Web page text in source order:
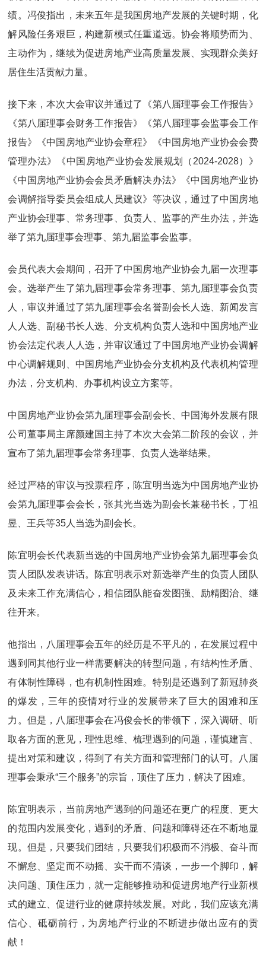
绩。冯俊指出，未来五年是我国房地产发展的关键时期，化
解风险任务艰巨，构建新模式任重道远。协会将顺势而为、
主动作为，继续为促进房地产业高质量发展、实现群众美好
居住生活贡献力量。
接下来，本次大会审议并通过了《第八届理事会工作报告》
《第八届理事会财务工作报告》《第八届理事会监事会工作
报告》《中国房地产业协会章程》《中国房地产业协会会费
管理办法》《中国房地产业协会发展规划（2024-2028）》
《中国房地产业协会会员矛盾解决办法》《中国房地产业协
会调解指导委员会组成人员建议》等决议，通过了中国房地
产业协会理事、常务理事、负责人、监事的产生办法，并选
举了第九届理事会理事、第九届监事会监事。
会员代表大会期间，召开了中国房地产业协会九届一次理事
会。选举产生了第九届理事会常务理事、第九届理事会负责
人，审议并通过了第九届理事会名誉副会长人选、新闻发言
人人选、副秘书长人选、分支机构负责人选和中国房地产业
协会法定代表人人选，并审议通过了中国房地产业协会调解
中心调解规则、中国房地产业协会分支机构及代表机构管理
办法，分支机构、办事机构设立方案等。
中国房地产业协会第九届理事会副会长、中国海外发展有限
公司董事局主席颜建国主持了本次大会第二阶段的会议，并
宣布了第九届理事会常务理事、负责人选举结果。
经过严格的审议与投票程序，陈宜明当选为中国房地产业协
会第九届理事会会长，张其光当选为副会长兼秘书长，丁祖
昱、王兵等35人当选为副会长。
陈宜明会长代表新当选的中国房地产业协会第九届理事会负
责人团队发表讲话。陈宜明表示对新选举产生的负责人团队
及未来工作充满信心，相信团队能奋发图强、励精图治、继
往开来。
他指出，八届理事会五年的经历是不平凡的，在发展过程中
遇到同其他行业一样需要解决的转型问题，有结构性矛盾、
有体制性障碍，也有机制性困难。特别是还遇到了新冠肺炎
的爆发，三年的疫情对行业的发展带来了巨大的困难和压
力。但是，八届理事会在冯俊会长的带领下，深入调研、听
取各方面的意见，理性思维、梳理遇到的问题，谨慎建言、
提出对策和建议，得到了有关方面和管理部门的认可。八届
理事会秉承“三个服务”的宗旨，顶住了压力，解决了困难。
陈宜明表示，当前房地产遇到的问题还在更广的程度、更大
的范围内发展变化，遇到的矛盾、问题和障碍还在不断地显
现。但是，只要我们团结，只要我们积极而不消极、奋斗而
不懈怠、坚定而不动摇、实干而不清谈，一步一个脚印，解
决问题、顶住压力，就一定能够推动和促进房地产行业新模
式的建立、促进行业的健康持续发展。对此，我们应该充满
信心、砥砺前行，为房地产行业的不断进步做出应有的贡
献！